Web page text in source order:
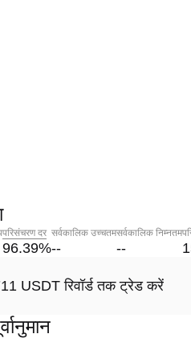
परिसंचरण दर
96.39%
सर्वकालिक उच्चतम
--
सर्वकालिक निम्नतम
--
USDT रिवॉर्ड तक ट्रेड करें